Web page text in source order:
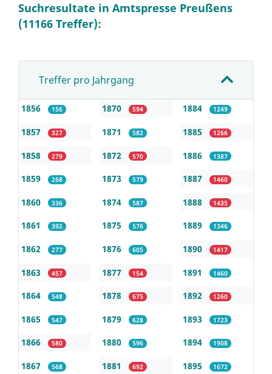
Suchresultate in Amtspresse Preußens
(11166 Treffer):
Treffer pro Jahrgang
1856 156
1857 327
1858 279
1859 268
1860 336
1861 392
1862 277
1863 457
1864 548
1865 547
1866 580
1867 568
1870 594
1871 582
1872 570
1873 579
1874 587
1875 576
1876 605
1877 154
1878 675
1879 628
1880 596
1881 692
1884 1249
1885 1266
1886 1387
1887 1460
1888 1435
1889 1346
1890 1417
1891 1460
1892 1260
1893 1723
1894 1908
1895 1672